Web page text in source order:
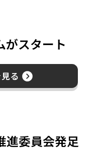
がスタート
る
進委員会発足